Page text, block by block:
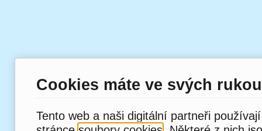
Cookies máte ve svých rukou
Tento web a naši digitální partneři